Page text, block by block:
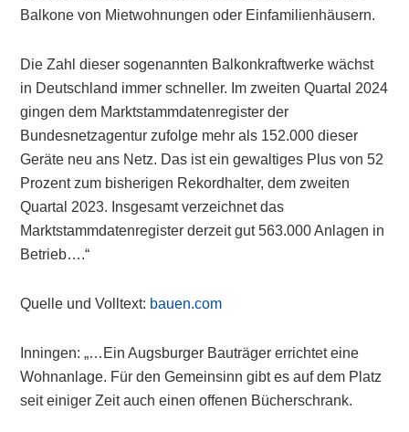
Balkone von Mietwohnungen oder Einfamilienhäusern.
Die Zahl dieser sogenannten Balkonkraftwerke wächst
in Deutschland immer schneller. Im zweiten Quartal 2024
gingen dem Marktstammdatenregister der
Bundesnetzagentur zufolge mehr als 152.000 dieser
Geräte neu ans Netz. Das ist ein gewaltiges Plus von 52
Prozent zum bisherigen Rekordhalter, dem zweiten
Quartal 2023. Insgesamt verzeichnet das
Marktstammdatenregister derzeit gut 563.000 Anlagen in
Betrieb….“
Quelle und Volltext: bauen.com
Inningen: „…Ein Augsburger Bauträger errichtet eine
Wohnanlage. Für den Gemeinsinn gibt es auf dem Platz
seit einiger Zeit auch einen offenen Bücherschrank.